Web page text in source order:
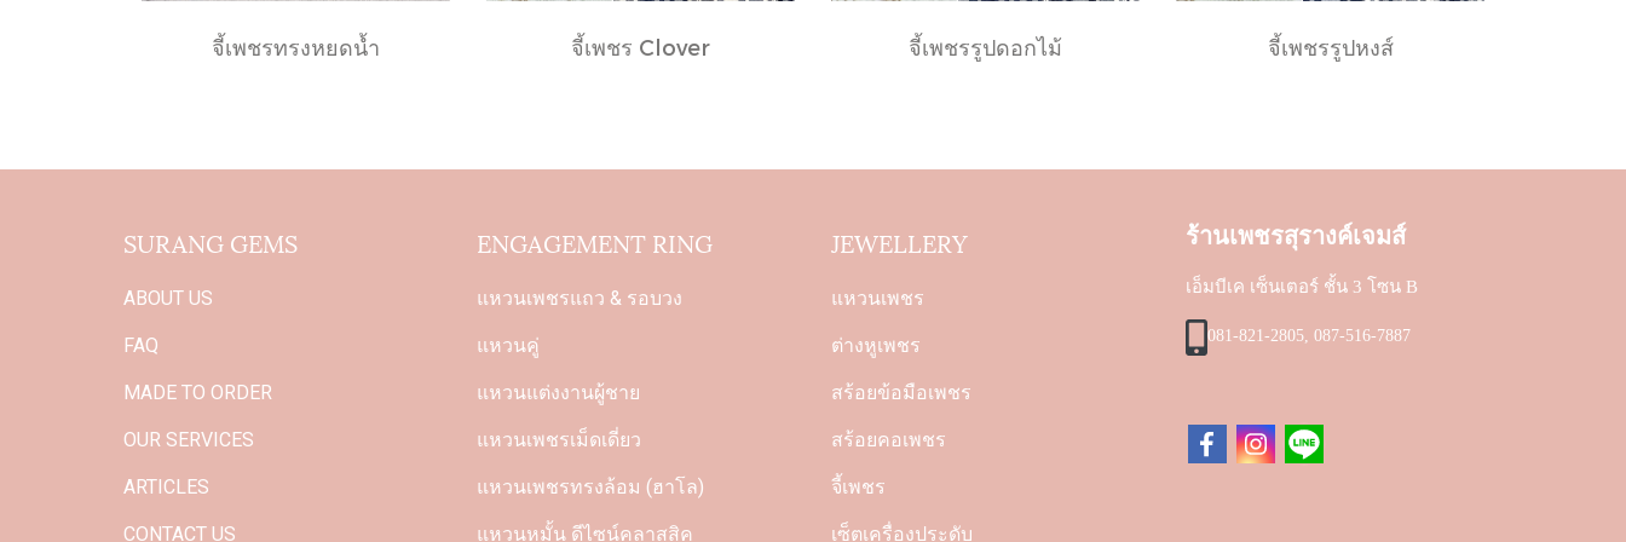
จี้เพชรทรงหยดน้ำ จี้เพชร Clover จี้เพชรรูปดอกไม้ จี้เพชรรูปหงส์
SURANG GEMS
ABOUT US
FAQ
MADE TO ORDER
OUR SERVICES
ARTICLES
CONTACT US
ENGAGEMENT RING
แหวนเพชรแถว & รอบวง
แหวนคู่
แหวนแต่งงานผู้ชาย
แหวนเพชรเม็ดเดี่ยว
แหวนเพชรทรงล้อม (ฮาโล)
แหวนหมั้น ดีไซน์คลาสสิค
JEWELLERY
แหวนเพชร
ต่างหูเพชร
สร้อยข้อมือเพชร
สร้อยคอเพชร
จี้เพชร
เซ็ตเครื่องประดับ
ร้านเพชรสุรางค์เจมส์
เอ็มบีเค เซ็นเตอร์ ชั้น 3 โซน B
081-821-2805, 087-516-7887